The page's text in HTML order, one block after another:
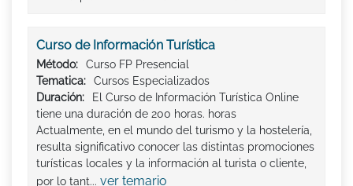
Curso de Información Turística
Método:
Curso FP Presencial
Tematica:
Cursos Especializados
Duración:
El Curso de Información Turística Online
tiene una duración de 200 horas. horas
Actualmente, en el mundo del turismo y la hostelería,
resulta significativo conocer las distintas promociones
turísticas locales y la información al turista o cliente,
por lo tant... ver temario